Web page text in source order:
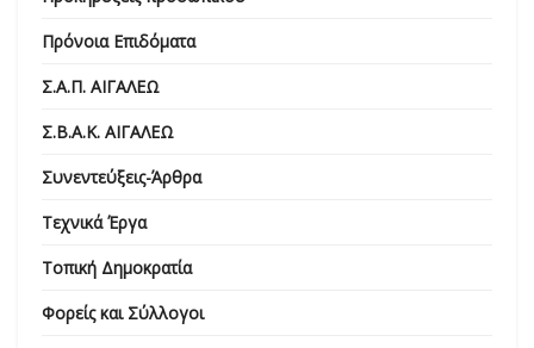
Πρόνοια Επιδόματα
Σ.Α.Π. ΑΙΓΑΛΕΩ
Σ.Β.Α.Κ. ΑΙΓΑΛΕΩ
Συνεντεύξεις-Άρθρα
Τεχνικά Έργα
Τοπική Δημοκρατία
Φορείς και Σύλλογοι